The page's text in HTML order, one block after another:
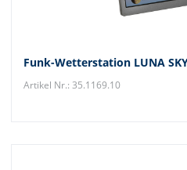
Funk-Wetterstation LUNA
Artikel Nr.: 35.1169.10